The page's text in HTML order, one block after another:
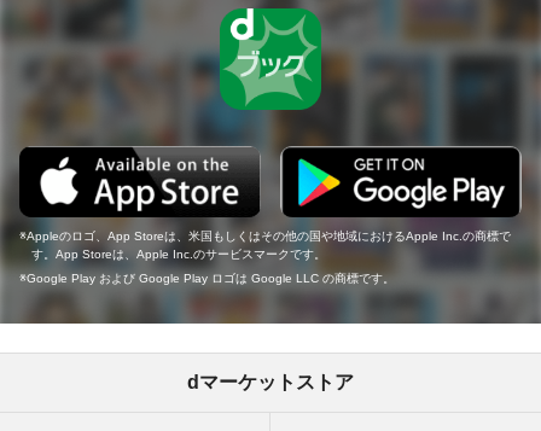
Appleのロゴ、App Storeは、米国もしくはその他の国や地域におけるApple Inc.の商標で
す。App Storeは、Apple Inc.のサービスマークです。
Google Play および Google Play ロゴは Google LLC の商標です。
dマーケットストア